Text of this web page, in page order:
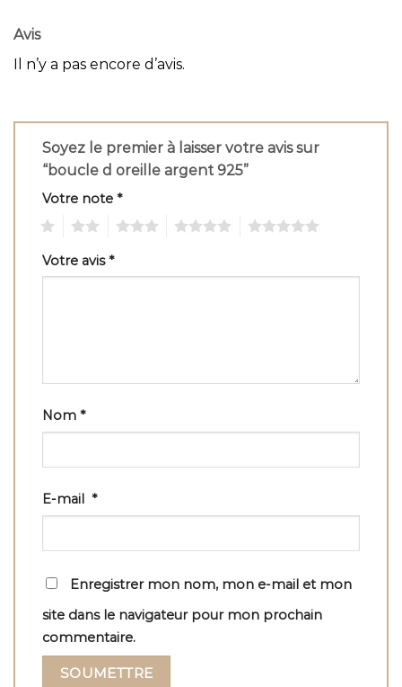
Avis
Il n’y a pas encore d’avis.
Soyez le premier à laisser votre avis sur
“boucle d oreille argent 925”
Votre note *
Votre avis*
Nom *
E-mail *
Enregistrer mon nom, mon e-mail et mon
site dans le navigateur pour mon prochain
commentaire.